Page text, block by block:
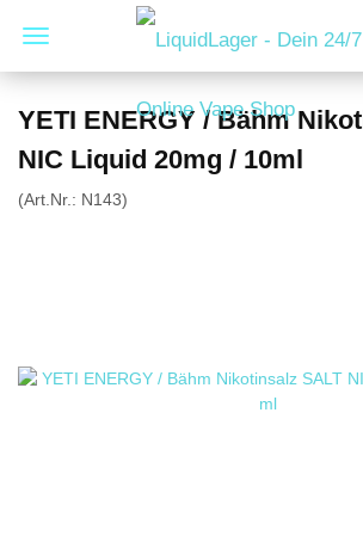
YETI ENERGY / Bähm
NIC Liquid 20mg / 10ml
(Art.Nr.: N143)